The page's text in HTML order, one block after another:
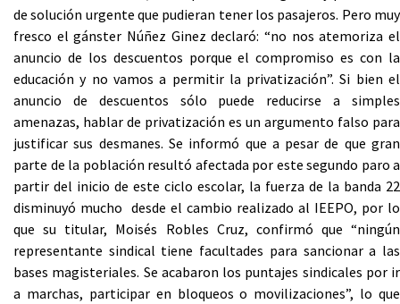
de solución urgente que pudieran tener los pasajeros. Pero muy
fresco el gánster Núñez Ginez declaró: “no nos atemoriza el
anuncio de los descuentos porque el compromiso es con la
educación y no vamos a permitir la privatización”. Si bien el
anuncio de descuentos sólo puede reducirse a simples
amenazas, hablar de privatización es un argumento falso para
justificar sus desmanes. Se informó que a pesar de que gran
parte de la población resultó afectada por este segundo paro a
partir del inicio de este ciclo escolar, la fuerza de la banda 22
disminuyó mucho desde el cambio realizado al IEEPO, por lo
que su titular, Moisés Robles Cruz, confirmó que “ningún
representante sindical tiene facultades para sancionar a las
bases magisteriales. Se acabaron los puntajes sindicales por ir
a marchas, participar en bloqueos o movilizaciones”, lo que